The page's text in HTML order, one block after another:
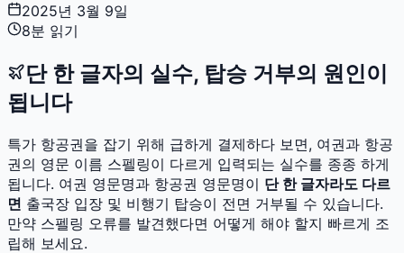
2025년 3월 9일
8분 읽기
단 한 글자의 실수, 탑승 거부의 원인이
됩니다
특가 항공권을 잡기 위해 급하게 결제하다 보면, 여권과 항공
권의 영문 이름 스펠링이 다르게 입력되는 실수를 종종 하게
됩니다. 여권 영문명과 항공권 영문명이 단 한 글자라도 다르
면 출국장 입장 및 비행기 탑승이 전면 거부될 수 있습니다.
만약 스펠링 오류를 발견했다면 어떻게 해야 할지 빠르게 조
립해 보세요.